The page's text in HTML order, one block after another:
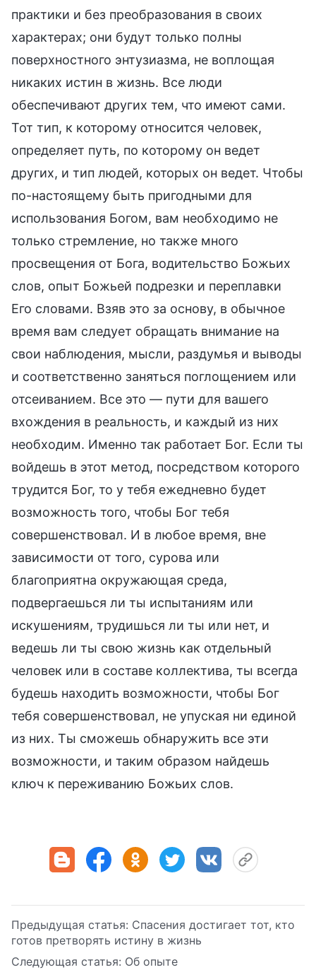
практики и без преобразования в своих
характерах; они будут только полны
поверхностного энтузиазма, не воплощая
никаких истин в жизнь. Все люди
обеспечивают других тем, что имеют сами.
Тот тип, к которому относится человек,
определяет путь, по которому он ведет
других, и тип людей, которых он ведет. Чтобы
по-настоящему быть пригодными для
использования Богом, вам необходимо не
только стремление, но также много
просвещения от Бога, водительство Божьих
слов, опыт Божьей подрезки и переплавки
Его словами. Взяв это за основу, в обычное
время вам следует обращать внимание на
свои наблюдения, мысли, раздумья и выводы
и соответственно заняться поглощением или
отсеиванием. Все это — пути для вашего
вхождения в реальность, и каждый из них
необходим. Именно так работает Бог. Если ты
войдешь в этот метод, посредством которого
трудится Бог, то у тебя ежедневно будет
возможность того, чтобы Бог тебя
совершенствовал. И в любое время, вне
зависимости от того, сурова или
благоприятна окружающая среда,
подвергаешься ли ты испытаниям или
искушениям, трудишься ли ты или нет, и
ведешь ли ты свою жизнь как отдельный
человек или в составе коллектива, ты всегда
будешь находить возможности, чтобы Бог
тебя совершенствовал, не упуская ни единой
из них. Ты сможешь обнаружить все эти
возможности, и таким образом найдешь
ключ к переживанию Божьих слов.
Предыдущая статья: Спасения достигает тот, кто
готов претворять истину в жизнь
Следующая статья: Об опыте